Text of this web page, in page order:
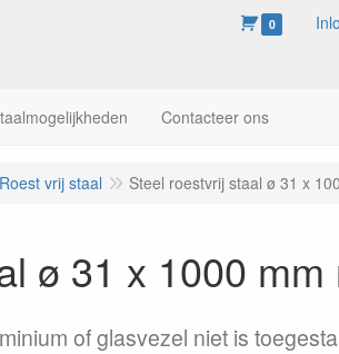
0
Contacteer ons
Roest vrij staal Steel roestvrij staal ø 31 x
ø 31 x 1000 mm
of glasvezel niet is